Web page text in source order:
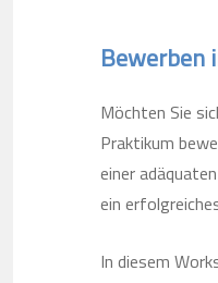
Bewerben
Möchten Sie
Praktikum
einer
ein
In diesem